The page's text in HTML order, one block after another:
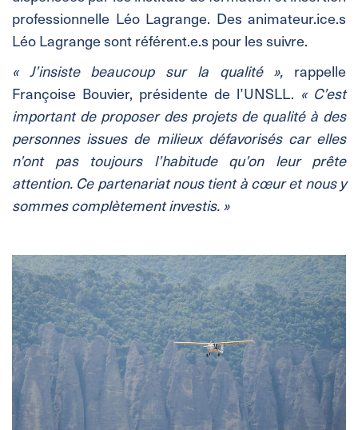
professionnelle Léo Lagrange. Des animateur.ice.s
Léo Lagrange sont référent.e.s pour les suivre.
« J’insiste beaucoup sur la qualité », rappelle
Françoise Bouvier, présidente de l’UNSLL. « C’est
important de proposer des projets de qualité à des
personnes issues de milieux défavorisés car elles
n’ont pas toujours l’habitude qu’on leur prête
attention. Ce partenariat nous tient à cœur et nous y
sommes complètement investis. »